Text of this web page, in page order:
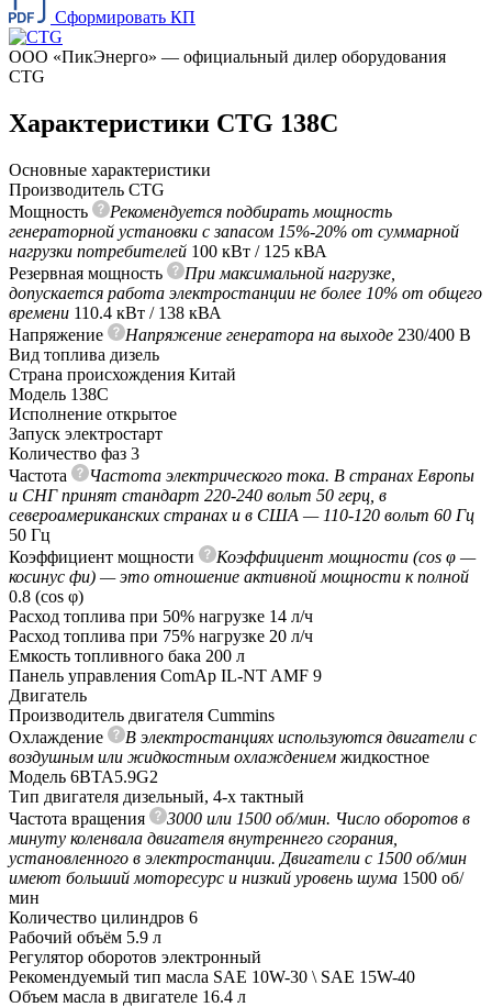
Сформировать КП
ООО «ПикЭнерго» — официальный дилер оборудования
CTG
Характеристики CTG 138C
Основные характеристики
Производитель CTG
Мощность
Рекомендуется подбирать мощность
генераторной установки с запасом 15%-20% от суммарной
нагрузки потребителей 100 кВт / 125 кВА
Резервная мощность
При максимальной нагрузке,
допускается работа электростанции не более 10% от общего
времени 110.4 кВт / 138 кВА
Напряжение
Напряжение генератора на выходе 230/400 В
Вид топлива дизель
Страна происхождения Китай
Модель 138C
Исполнение открытое
Запуск электростарт
Количество фаз 3
Частота
Частота электрического тока. В странах Европы
и СНГ принят стандарт 220-240 вольт 50 герц, в
североамериканских странах и в США — 110-120 вольт 60 Гц
50 Гц
Коэффициент мощности
Коэффициент мощности (cos φ —
косинус фи) — это отношение активной мощности к полной
0.8 (сos φ)
Расход топлива при 50% нагрузке 14 л/ч
Расход топлива при 75% нагрузке 20 л/ч
Емкость топливного бака 200 л
Панель управления ComAp IL-NT AMF 9
Двигатель
Производитель двигателя Cummins
Охлаждение
В электростанциях используются двигатели с
воздушным или жидкостным охлаждением жидкостное
Модель 6BTA5.9G2
Тип двигателя дизельный, 4-х тактный
Частота вращения
3000 или 1500 об/мин. Число оборотов в
минуту коленвала двигателя внутреннего сгорания,
установленного в электростанции. Двигатели с 1500 об/мин
имеют больший моторесурс и низкий уровень шума 1500 об/
мин
Количество цилиндров 6
Рабочий объём 5.9 л
Регулятор оборотов электронный
Рекомендуемый тип масла SAE 10W-30 \ SAE 15W-40
Объем масла в двигателе 16.4 л